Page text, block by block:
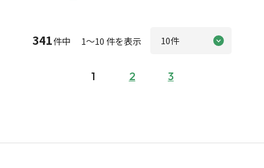
341件中 1～10 件を表示
1 2 3